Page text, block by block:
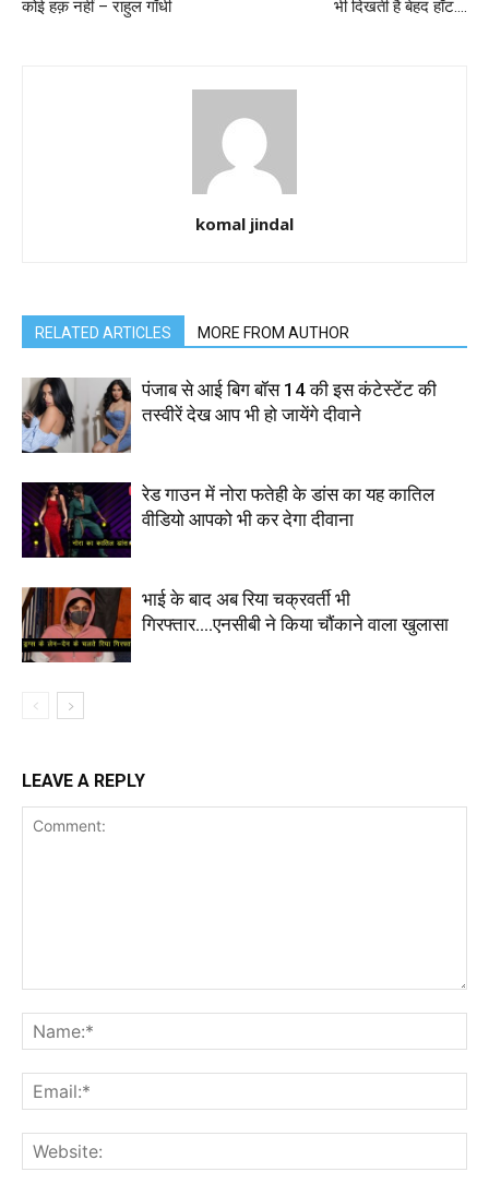
कोई हक़ नहीं – राहुल गाँधी भी दिखती है बेहद हॉट….
komal jindal
RELATED ARTICLES MORE FROM AUTHOR
पंजाब से आई बिग बॉस 14 की इस कंटेस्टेंट की
तस्वीरें देख आप भी हो जायेंगे दीवाने
रेड गाउन में नोरा फतेही के डांस का यह कातिल
वीडियो आपको भी कर देगा दीवाना
भाई के बाद अब रिया चक्रवर्ती भी
गिरफ्तार….एनसीबी ने किया चौंकाने वाला खुलासा
LEAVE A REPLY